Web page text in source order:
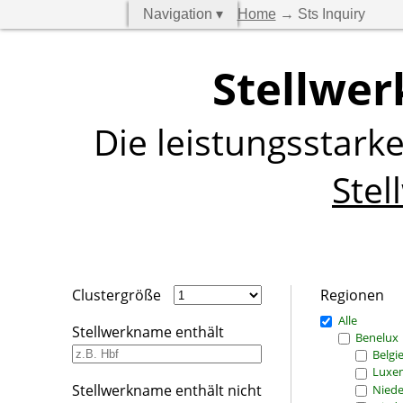
Navigation ▾ Home→ Sts Inquiry
Die
Clustergröße
Stellwerkname enthält
Stellwerkname enthält nicht
Regionen
Alle
Benelux